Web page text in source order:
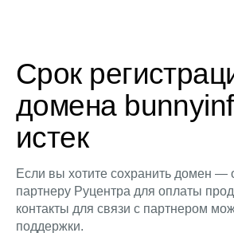
Срок
домена
истек
Если вы хотите сохранить домен —
партнеру Руцентра для оплаты
контакты для связи с партнером
поддержки.